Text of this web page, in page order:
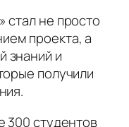
стал не просто
проекта, а
знаний и
получили
300 студентов